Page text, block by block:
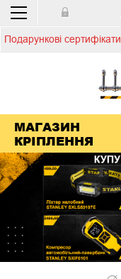
Подарункові сертифікати
МАГАЗИН
КРІПЛЕННЯ